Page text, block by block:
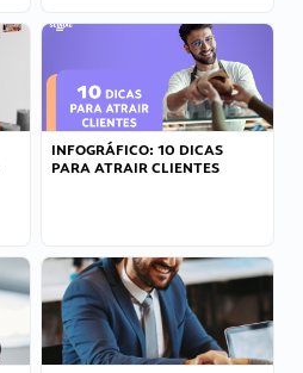
INFOGRÁFICO: 10 DICAS
PARA ATRAIR CLIENTES